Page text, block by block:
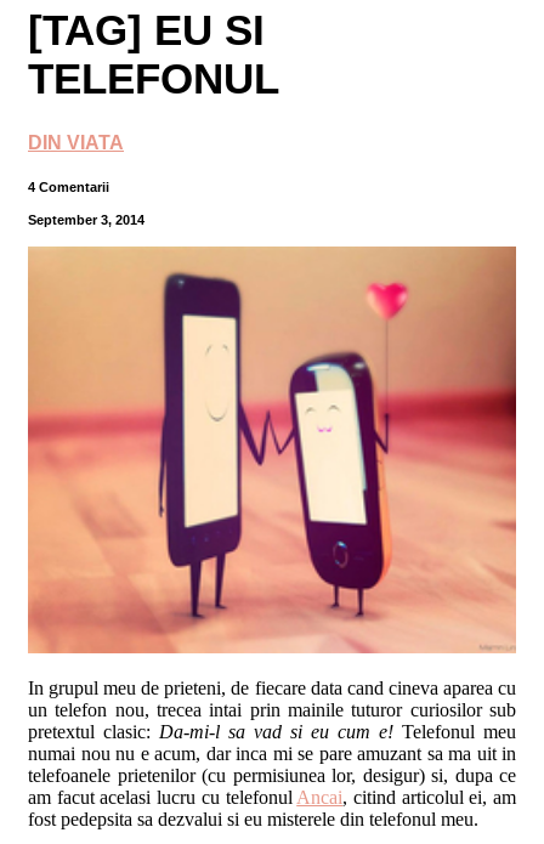
[TAG] EU SI
TELEFONUL
DIN VIATA
4 Comentarii
September 3, 2014
In grupul meu de prieteni, de fiecare data cand cineva aparea cu
un telefon nou, trecea intai prin mainile tuturor curiosilor sub
pretextul clasic: Da-mi-l sa vad si eu cum e! Telefonul meu
numai nou nu e acum, dar inca mi se pare amuzant sa ma uit in
telefoanele prietenilor (cu permisiunea lor, desigur) si, dupa ce
am facut acelasi lucru cu telefonul Ancai, citind articolul ei, am
fost pedepsita sa dezvalui si eu misterele din telefonul meu.